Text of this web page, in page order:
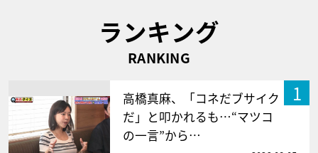
ランキング
RANKING
1
高橋真麻、「コネだブサイク
だ」と叩かれるも…“マツコ
の一言”から…